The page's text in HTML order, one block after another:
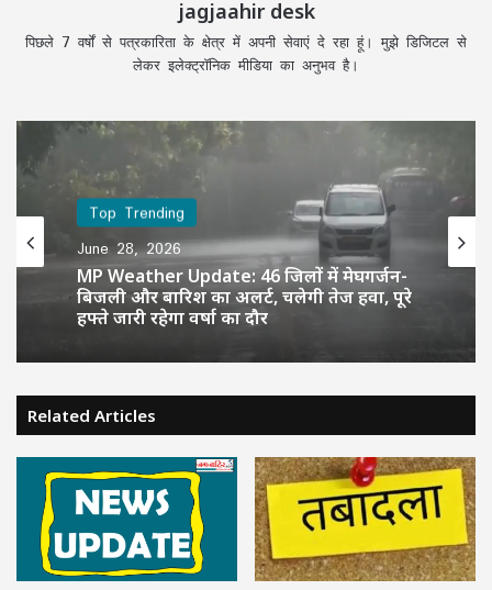
jagjaahir desk
पिछले 7 वर्षों से पत्रकारिता के क्षेत्र में अपनी सेवाएं दे रहा हूं। मुझे डिजिटल से
लेकर इलेक्ट्रॉनिक मीडिया का अनुभव है।
Top Trending
June 28, 2026
MP Weather Update: 46 जिलों में मेघगर्जन-
बिजली और बारिश का अलर्ट, चलेगी तेज हवा, पूरे
हफ्ते जारी रहेगा वर्षा का दौर
Related Articles